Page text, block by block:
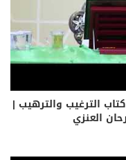
الترغيب والترهيب |
العنزي